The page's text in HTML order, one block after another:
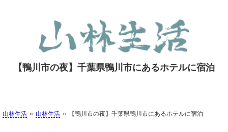
【鴨川市の夜】千葉県鴨川市にあるホテルに宿泊
山林生活 山林生活 【鴨川市の夜】千葉県鴨川市にあるホテルに宿泊